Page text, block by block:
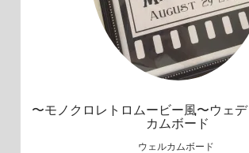
〜モノクロレトロムービー風〜ウェ
カムボード
ウェルカムボード